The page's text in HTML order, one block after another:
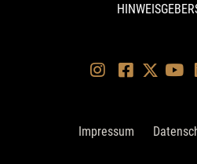
Impressum